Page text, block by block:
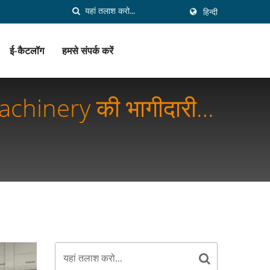
हिन्दी
ई-कैटलॉग हमसे संपर्क करें
की भागीदारी
खाद्य सुरक्षा और